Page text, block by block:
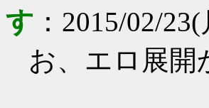
す ： 2015/02/
お、エロ展開